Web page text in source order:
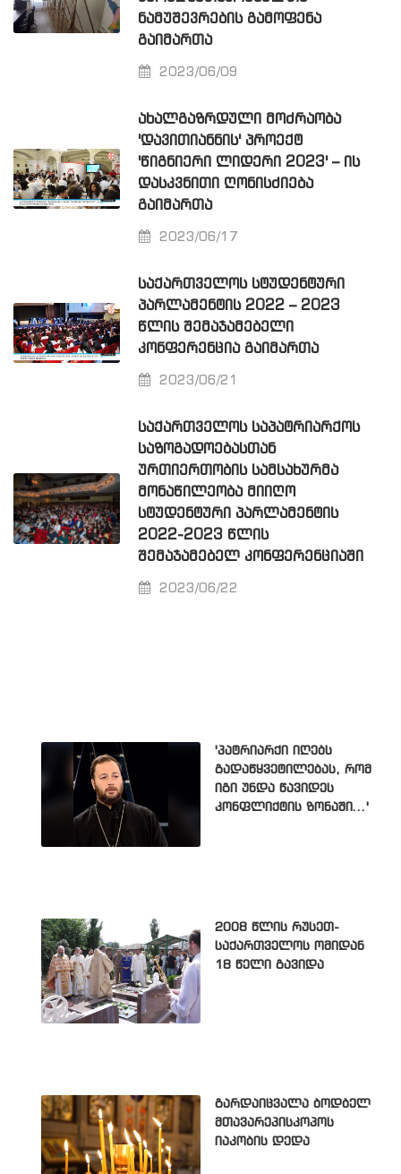
ᲜᲐᲛᲣᲨᲔᲕᲠᲔᲑᲘᲡ ᲒᲐᲛᲝᲤᲔᲜᲐ
ᲒᲐᲘᲛᲐᲠᲗᲐ
2023/06/09
ᲐᲮᲐᲚᲒᲐᲖᲠᲓᲣᲚᲘ ᲛᲝᲫᲠᲐᲝᲑᲐ
'ᲓᲐᲕᲘᲗᲘᲐᲜᲜᲘᲡ' ᲞᲠᲝᲔᲥᲢ
'ᲬᲘᲒᲜᲘᲔᲠᲘ ᲚᲘᲓᲔᲠᲘ 2023' – ᲘᲡ
ᲓᲐᲡᲙᲕᲜᲘᲗᲘ ᲦᲝᲜᲘᲡᲫᲘᲔᲑᲐ
ᲒᲐᲘᲛᲐᲠᲗᲐ
2023/06/17
ᲡᲐᲥᲐᲠᲗᲕᲔᲚᲝᲡ ᲡᲢᲣᲓᲔᲜᲢᲣᲠᲘ
ᲞᲐᲠᲚᲐᲛᲔᲜᲢᲘᲡ 2022 – 2023
ᲬᲚᲘᲡ ᲨᲔᲛᲐᲯᲐᲛᲔᲑᲔᲚᲘ
ᲙᲝᲜᲤᲔᲠᲔᲜᲪᲘᲐ ᲒᲐᲘᲛᲐᲠᲗᲐ
2023/06/21
ᲡᲐᲥᲐᲠᲗᲕᲔᲚᲝᲡ ᲡᲐᲞᲐᲢᲠᲘᲐᲠᲥᲝᲡ
ᲡᲐᲖᲝᲒᲐᲓᲝᲔᲑᲐᲡᲗᲐᲜ
ᲣᲠᲗᲘᲔᲠᲗᲝᲑᲘᲡ ᲡᲐᲛᲡᲐᲮᲣᲠᲛᲐ
ᲛᲝᲜᲐᲬᲘᲚᲔᲝᲑᲐ ᲛᲘᲘᲦᲝ
ᲡᲢᲣᲓᲔᲜᲢᲣᲠᲘ ᲞᲐᲠᲚᲐᲛᲔᲜᲢᲘᲡ
2022-2023 ᲬᲚᲘᲡ
ᲨᲔᲛᲐᲯᲐᲛᲔᲑᲔᲚ ᲙᲝᲜᲤᲔᲠᲔᲜᲪᲘᲐᲨᲘ
2023/06/22
'პატრიარქი იღებს
გადაწყვეტილებას, რომ
იგი უნდა წავიდეს
კონფლიქტის ზონაში...'
2008 წლის რუსეთ-
საქართველოს ომიდან
18 წელი გავიდა
გარდაიცვალა ბოდბელ
მთავარეპისკოპოს
იაკობის დედა